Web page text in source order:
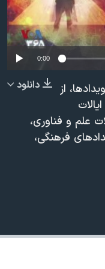
0:00
دانلود
از
علم و فناوری،
فرهنگی،